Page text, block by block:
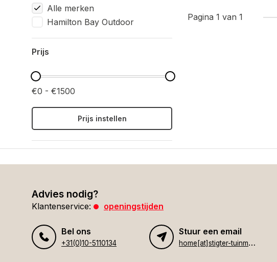
Alle merken
Hamilton Bay Outdoor
Prijs
€0 - €1500
Prijs instellen
Pagina 1 van 1
Advies nodig?
Klantenservice: openingstijden
Bel ons
+31(0)10-5110134
Stuur een email
h
ome[at]stigter-tuinmeubelen.nl